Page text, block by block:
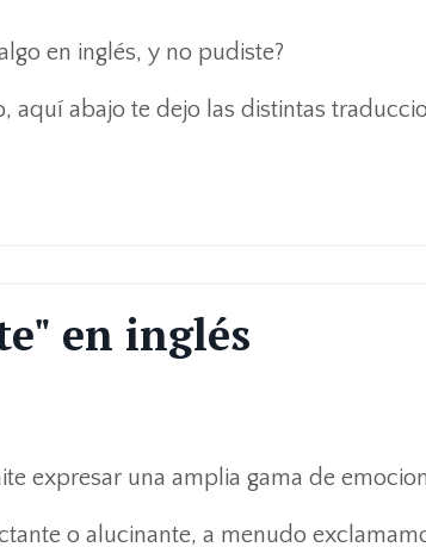
en inglés, y no pudiste?
aquí abajo te dejo las distintas
en inglés
expresar una amplia gama de
o alucinante, a menudo